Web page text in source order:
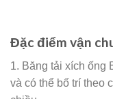
Đặc điểm vận
1. Băng tải xích ống
và có thể bố trí theo